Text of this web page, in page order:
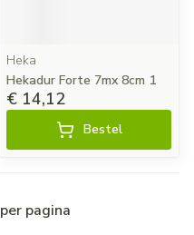
Heka
Hekadur Forte 7mx 8cm 1
€ 14,12
Bestel
per pagina